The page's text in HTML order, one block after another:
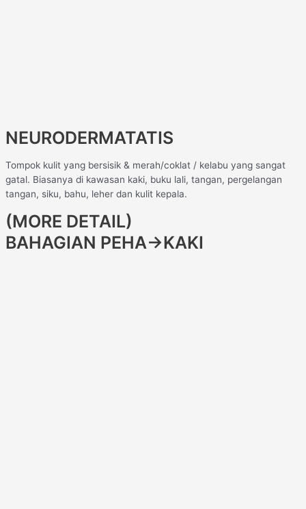
NEURODERMATATIS
Tompok kulit yang bersisik & merah/coklat / kelabu yang sangat
gatal. Biasanya di kawasan kaki, buku lali, tangan, pergelangan
tangan, siku, bahu, leher dan kulit kepala.
(MORE DETAIL)
BAHAGIAN PEHA→KAKI